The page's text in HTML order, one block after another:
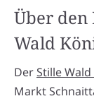
Über
Wald
DerStille
Markt